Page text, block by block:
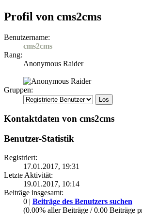
Profil von cms2cms
Benutzername:
cms2cms
Rang:
Anonymous Raider
Gruppen:
Kontaktdaten von cms2cms
Benutzer-Statistik
Registriert:
17.01.2017, 19:31
Letzte Aktivität:
19.01.2017, 10:14
Beiträge insgesamt:
0 | Beiträge des Benutzers suchen
(0.00% aller Beiträge / 0.00 Beiträge